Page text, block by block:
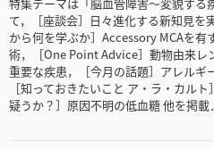
て，［座談会］日々進化する新知見を
から何を学ぶか］Accessory MCAを
術，［One Point Advice］動物由来レ
重要な疾患，［今月の話題］アレルギ
［知っておきたいこと ア・ラ・カル
疑うか？］原因不明の低血糖 他を掲載．